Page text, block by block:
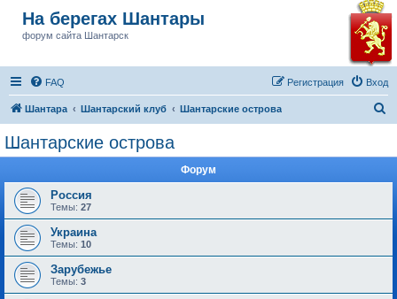
На берегах Шантары
форум сайта Шантарск
FAQ Вход
Регистрация
Шантара Шантарский клуб Шантарские острова
Шантарские острова
Форум
Россия
Темы: 27
Украина
Темы: 10
Зарубежье
Темы: 3